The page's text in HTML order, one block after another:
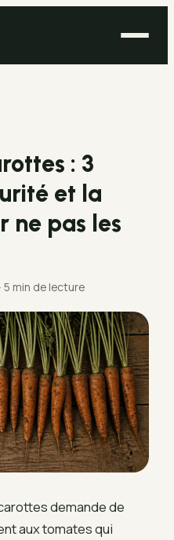
: 3
et la
ne pas les
· 5 min de lecture
demande de
aux tomates qui